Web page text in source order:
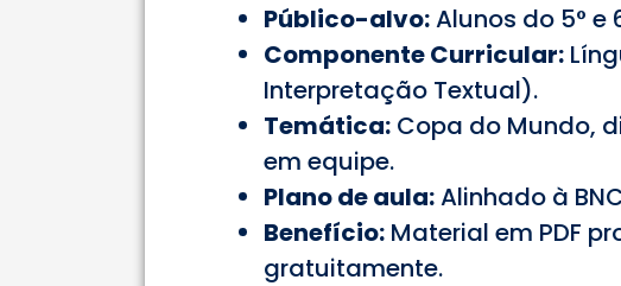
Público-alvo:Alunos do 5° e
Componente Curricular:
Interpretação Textual).
Temática: Copa do Mundo,
em equipe.
Plano de aula:Alinhado à
Benefício: Material em PDF
gratuitamente.